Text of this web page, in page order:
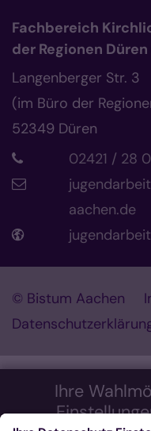
Ihre
Fachbereich
der Regionen
Langenberger Str. 3
(im Büro der
52349 Düren
02421 / 28
aachen.de
© Bistum Aachen